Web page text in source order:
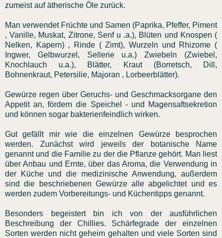
zumeist auf ätherische Öle zurück.
Man verwendet Früchte und Samen (Paprika, Pfeffer, Piment
, Vanille, Muskat, Zitrone, Senf u .a.), Blüten und Knospen (
Nelken, Kapern) , Rinde ( Zimt), Wurzeln und Rhizome (
Ingwer, Gelbwurzel, Sellerie u.a.) Zwiebeln (Zwiebel,
Knochlauch u.a.), Blätter, Kraut (Borretsch, Dill,
Bohnenkraut, Petersilie, Majoran , Lorbeerblätter).
Gewürze regen über Geruchs- und Geschmacksorgane den
Appetit an, fördern die Speichel - und Magensaftsekretion
und können sogar bakterienfeindlich wirken.
Gut gefällt mir wie die einzelnen Gewürze besprochen
werden. Zunächst wird jeweils der botanische Name
genannt und die Familie zu der die Pflanze gehört. Man liest
über Anbau und Ernte, über das Aroma, die Verwendung in
der Küche und die medizinische Anwendung, außerdem
sind die beschriebenen Gewürze alle abgelichtet und es
werden zudem Vorbereitungs- und Küchentipps genannt.
Besonders begeistert bin ich von der ausführlichen
Beschreibung der Chillies. Schärfegrade der einzelnen
Sorten werden nicht geheim gehalten und viele Sorten sind